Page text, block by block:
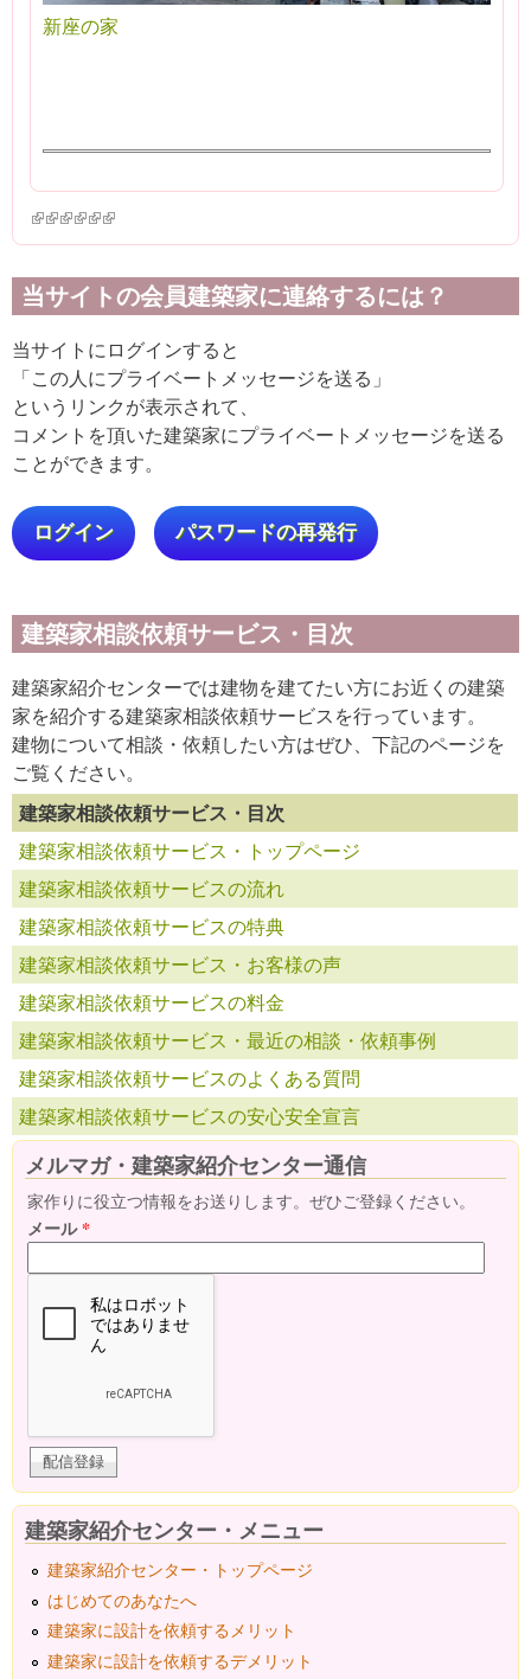
新座の家
(link is external)
(link is external)
(link is external)
(link is external)
(link is external)
(link is external)
当サイトの会員建築家に連絡するには？
当サイトにログインすると
「この人にプライベートメッセージを送る」
というリンクが表示されて、
コメントを頂いた建築家にプライベートメッセージを送る
ことができます。
ログイン パスワードの再発行
建築家相談依頼サービス・目次
建築家紹介センターでは建物を建てたい方にお近くの建築
家を紹介する建築家相談依頼サービスを行っています。
建物について相談・依頼したい方はぜひ、下記のページを
ご覧ください。
建築家相談依頼サービス・目次
建築家相談依頼サービス・トップページ
建築家相談依頼サービスの流れ
建築家相談依頼サービスの特典
建築家相談依頼サービス・お客様の声
建築家相談依頼サービスの料金
建築家相談依頼サービス・最近の相談・依頼事例
建築家相談依頼サービスのよくある質問
建築家相談依頼サービスの安心安全宣言
メルマガ・建築家紹介センター通信
家作りに役立つ情報をお送りします。ぜひご登録ください。
メール*
建築家紹介センター・メニュー
建築家紹介センター・トップページ
はじめてのあなたへ
建築家に設計を依頼するメリット
建築家に設計を依頼するデメリット